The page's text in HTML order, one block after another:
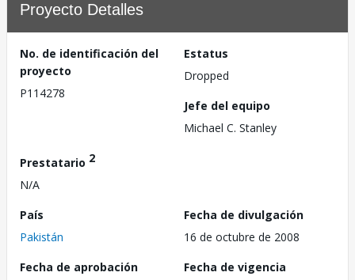
Proyecto Detalles
No. de identificación del
proyecto
P114278
Estatus
Dropped
Jefe del equipo
Michael C. Stanley
Prestatario 2
N/A
País
Pakistán
Fecha de divulgación
16 de octubre de 2008
Fecha de aprobación
Fecha de vigencia